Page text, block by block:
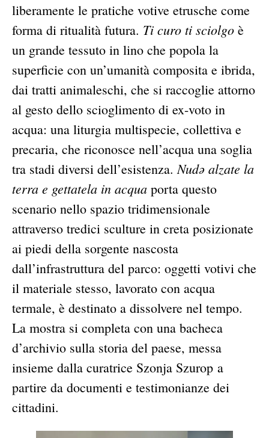
liberamente le pratiche votive etrusche come
forma di ritualità futura. Ti curo ti sciolgo è
un grande tessuto in lino che popola la
superficie con un’umanità composita e ibrida,
dai tratti animaleschi, che si raccoglie attorno
al gesto dello scioglimento di ex-voto in
acqua: una liturgia multispecie, collettiva e
precaria, che riconosce nell’acqua una soglia
tra stadi diversi dell’esistenza. Nudə alzate la
terra e gettatela in acqua porta questo
scenario nello spazio tridimensionale
attraverso tredici sculture in creta posizionate
ai piedi della sorgente nascosta
dall’infrastruttura del parco: oggetti votivi che
il materiale stesso, lavorato con acqua
termale, è destinato a dissolvere nel tempo.
La mostra si completa con una bacheca
d’archivio sulla storia del paese, messa
insieme dalla curatrice Szonja Szurop a
partire da documenti e testimonianze dei
cittadini.